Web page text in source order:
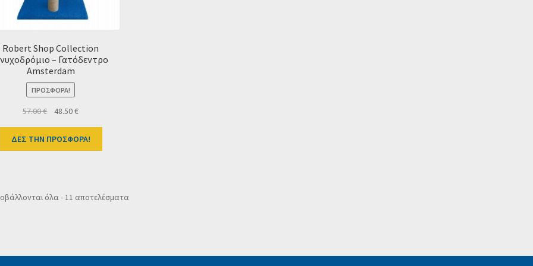
Robert Shop Collection
– Γατόδεντρο
Amsterdam
ΠΡΟΣΦΟΡΆ!
57.00€
Original
was:
57.00 €.
48.50€Η
τιμή
είναι:
ΔΕΣ ΤΗΝ ΠΡΟΣΦΟΡΑ!
όλα - 11 αποτελέσματα